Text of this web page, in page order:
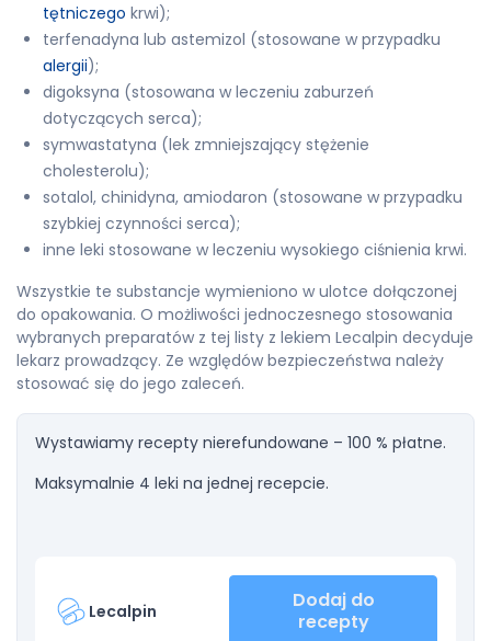
tętniczego krwi);
terfenadyna lub astemizol (stosowane w przypadku
alergii);
digoksyna (stosowana w leczeniu zaburzeń
dotyczących serca);
symwastatyna (lek zmniejszający stężenie
cholesterolu);
sotalol, chinidyna, amiodaron (stosowane w przypadku
szybkiej czynności serca);
inne leki stosowane w leczeniu wysokiego ciśnienia krwi.
Wszystkie te substancje wymieniono w ulotce dołączonej
do opakowania. O możliwości jednoczesnego stosowania
wybranych preparatów z tej listy z lekiem Lecalpin decyduje
lekarz prowadzący. Ze względów bezpieczeństwa należy
stosować się do jego zaleceń.
Wystawiamy recepty nierefundowane – 100 % płatne.
Maksymalnie 4 leki na jednej recepcie.
Lecalpin
Dodaj do
recepty